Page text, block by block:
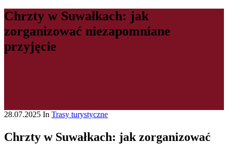
Chrzty w Suwałkach: jak
zorganizować niezapomniane
przyjęcie
28.07.2025 In Trasy turystyczne
Chrzty w Suwałkach: jak zorganizować